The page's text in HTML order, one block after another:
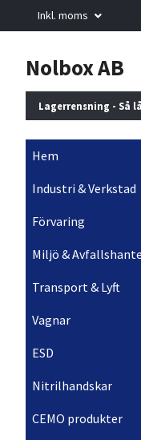
Inkl. moms
Nolbox AB
Lagerrensning - Så
Hem
Industri & Verkstad
Förvaring
Miljö &
Transport & Lyft
Vagnar
ESD
Nitrilhandskar
CEMO produkter